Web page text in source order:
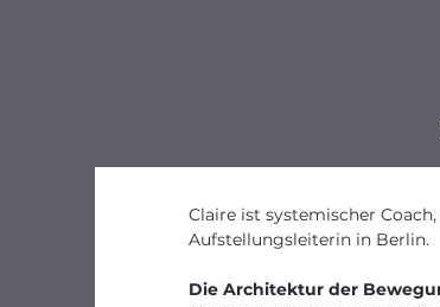
Claire ist systemischer
Aufstellungsleiterin in Berlin.
Die Architektur der